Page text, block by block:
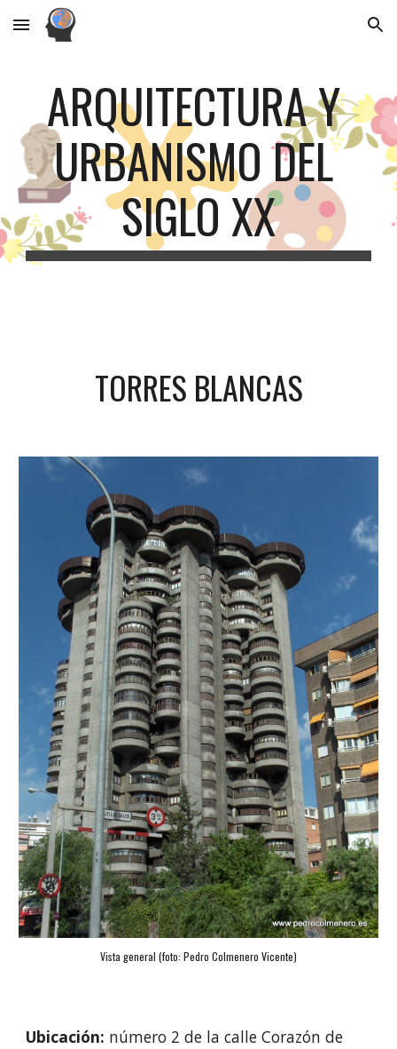
Skip to main content Skip to navigation
ARQUITECTURA Y
URBANISMO DEL
SIGLO XX
TORRES BLANCAS
Vista general (foto: Pedro Colmenero Vicente)
Ubicación: número 2 de la calle Corazón de